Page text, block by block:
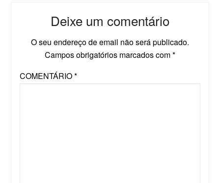
Deixe um comentário
O seu endereço de email não será publicado.
Campos obrigatórios marcados com*
COMENTÁRIO*